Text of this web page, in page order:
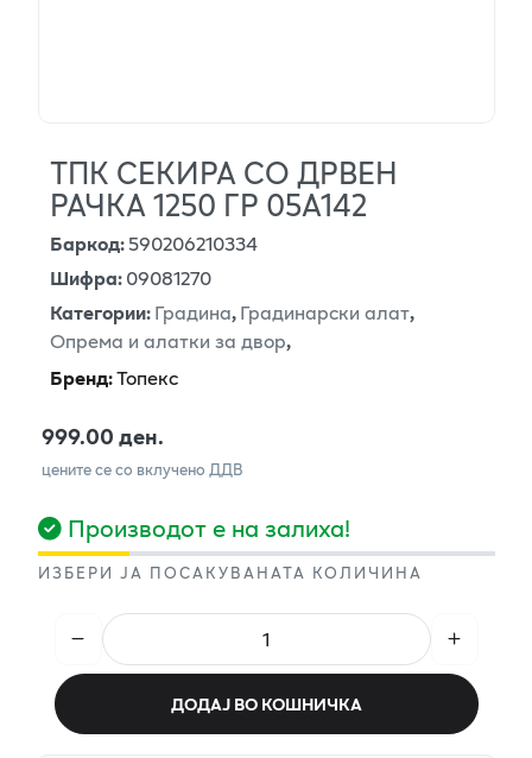
ТПК СЕКИРА СО ДРВЕН
РАЧКА 1250 ГР 05А142
Баркод:590206210334
Шифра:09081270
Категории:Градина,Градинарски алат,
Опрема и алатки за двор,
Бренд:Топекс
999.00 ден.
цените се со вклучено ДДВ
Производот е на залиха!
ИЗБЕРИ ЈА ПОСАКУВАНАТА КОЛИЧИНА
ДОДАЈ ВО КОШНИЧКА